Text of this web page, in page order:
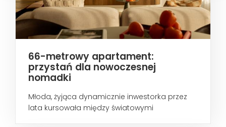
66-metrowy apartament:
przystań dla nowoczesnej
nomadki
Młoda, żyjąca dynamicznie inwestorka przez
lata kursowała między światowymi